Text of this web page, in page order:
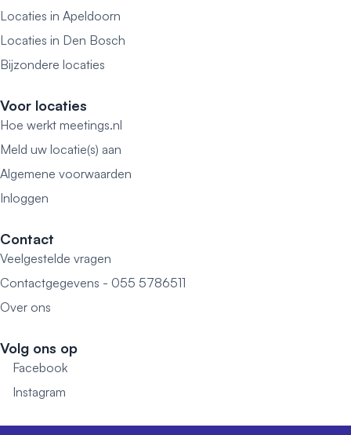
Locaties in Apeldoorn
Locaties in Den Bosch
Bijzondere locaties
Voor locaties
Hoe werkt meetings.nl
Meld uw locatie(s) aan
Algemene voorwaarden
Inloggen
Contact
Veelgestelde vragen
Contactgegevens - 055 5786511
Over ons
Volg ons op
Facebook
Instagram